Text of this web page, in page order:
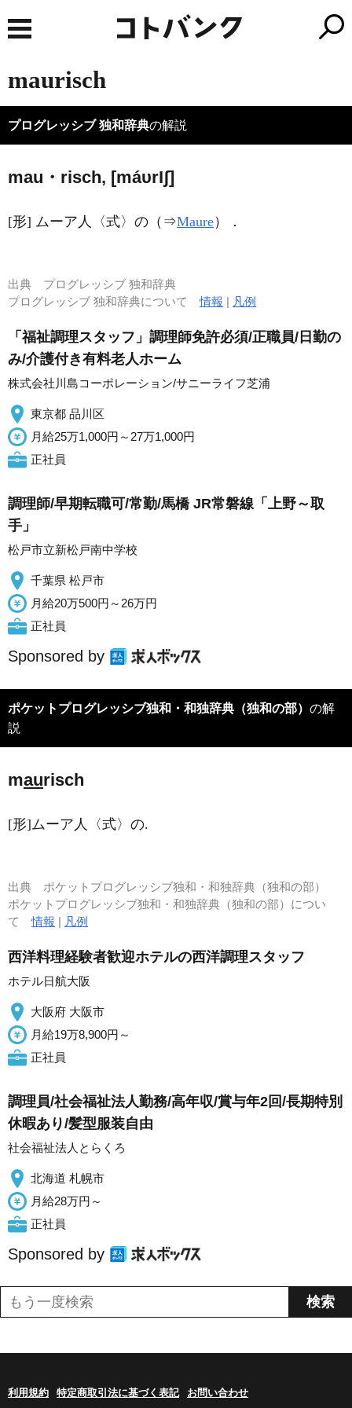
maurisch
プログレッシブ 独和辞典の解説
mau・risch, [máυrIʃ]
[形] ムーア人〈式〉の（⇒Maure）．
出典 プログレッシブ 独和辞典
プログレッシブ 独和辞典について情報 | 凡例
「福祉調理スタッフ」調理師免許必須/正職員/日勤の
み/介護付き有料老人ホーム
株式会社川島コーポレーション/サニーライフ芝浦
東京都 品川区
月給25万1,000円～27万1,000円
正社員
調理師/早期転職可/常勤/馬橋 JR常磐線「上野～取
手」
松戸市立新松戸南中学校
千葉県 松戸市
月給20万500円～26万円
正社員
Sponsored by
ポケットプログレッシブ独和・和独辞典（独和の部） の解
説
maurisch
[形]ムーア人〈式〉の.
出典 ポケットプログレッシブ独和・和独辞典（独和の部）
ポケットプログレッシブ独和・和独辞典（独和の部）につい
て情報 | 凡例
西洋料理経験者歓迎ホテルの西洋調理スタッフ
ホテル日航大阪
大阪府 大阪市
月給19万8,900円～
正社員
調理員/社会福祉法人勤務/高年収/賞与年2回/長期特別
休暇あり/髪型服装自由
社会福祉法人とらくろ
北海道 札幌市
月給28万円～
正社員
Sponsored by
利用規約 特定商取引法に基づく表記 お問い合わせ